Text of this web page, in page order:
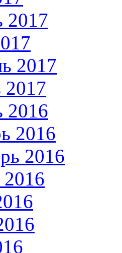
2017
2017
2017
2016
2016
2016
2016